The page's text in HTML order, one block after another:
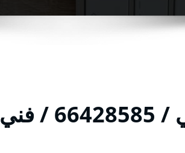
فني تركيب انتركم العبدلي / 66428585 / فني